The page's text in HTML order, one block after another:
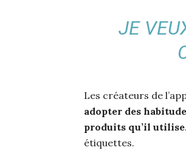
JE
Les créateurs de
adopter des
produits qu’il utilise
étiquettes.